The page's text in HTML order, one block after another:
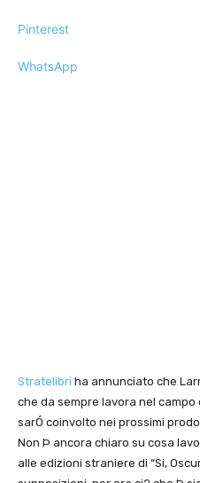
Pinterest
WhatsApp
Stratelibri ha annunciato che
che da sempre lavora nel
sarÓ coinvolto nei prossimi
Non Þ ancora chiaro su cosa
alle edizioni straniere di “Si,